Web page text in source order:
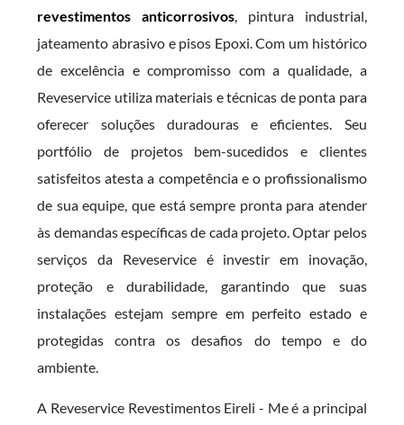
revestimentos anticorrosivos, pintura industrial,
jateamento abrasivo e pisos Epoxi. Com um histórico
de excelência e compromisso com a qualidade, a
Reveservice utiliza materiais e técnicas de ponta para
oferecer soluções duradouras e eficientes. Seu
portfólio de projetos bem-sucedidos e clientes
satisfeitos atesta a competência e o profissionalismo
de sua equipe, que está sempre pronta para atender
às demandas específicas de cada projeto. Optar pelos
serviços da Reveservice é investir em inovação,
proteção e durabilidade, garantindo que suas
instalações estejam sempre em perfeito estado e
protegidas contra os desafios do tempo e do
ambiente.
A Reveservice Revestimentos Eireli - Me é a principal